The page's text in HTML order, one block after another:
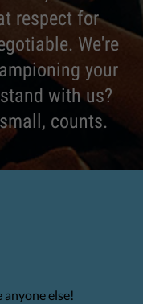
respect for
We're
your
with us?
counts.
else!